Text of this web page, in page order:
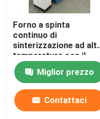
Generatore di gas
Forni per
Forno di
Forno a spinta
continuo di
sinterizzazione ad
temperatura con il
carburo di silicio Rohi
per le parti strutturali
di biossido di zirconio
dell'allumina
Miglior prezzo
Contattaci